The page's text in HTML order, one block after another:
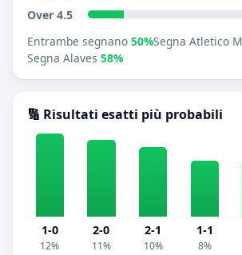
Over 4.5
Entrambe segnano 50%Segna Atletico
Segna Alaves 58%
🔢 Risultati esatti più probabili
1-0
12%
2-0
11%
2-1
10%
1-1
8%